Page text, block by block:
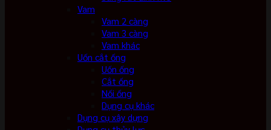
Vam
Vam 2 càng
Vam 3 càng
Vam khác
Uốn cắt ống
Uốn ống
Cắt ống
Nối ống
Dụng cụ khác
Dụng cụ xây dựng